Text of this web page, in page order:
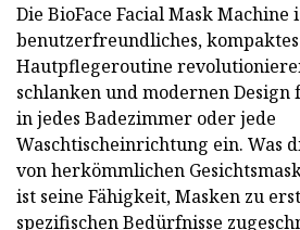
Die BioFace Facial Mask Machine
benutzerfreundliches,
Hautpflegeroutine
schlanken und modernen Design
in jedes Badezimmer oder jede
Waschtischeinrichtung ein. Was
von herkömmlichen
ist seine Fähigkeit, Masken zu
spezifischen Bedürfnisse